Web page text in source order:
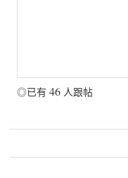
◎已有 46 人跟帖